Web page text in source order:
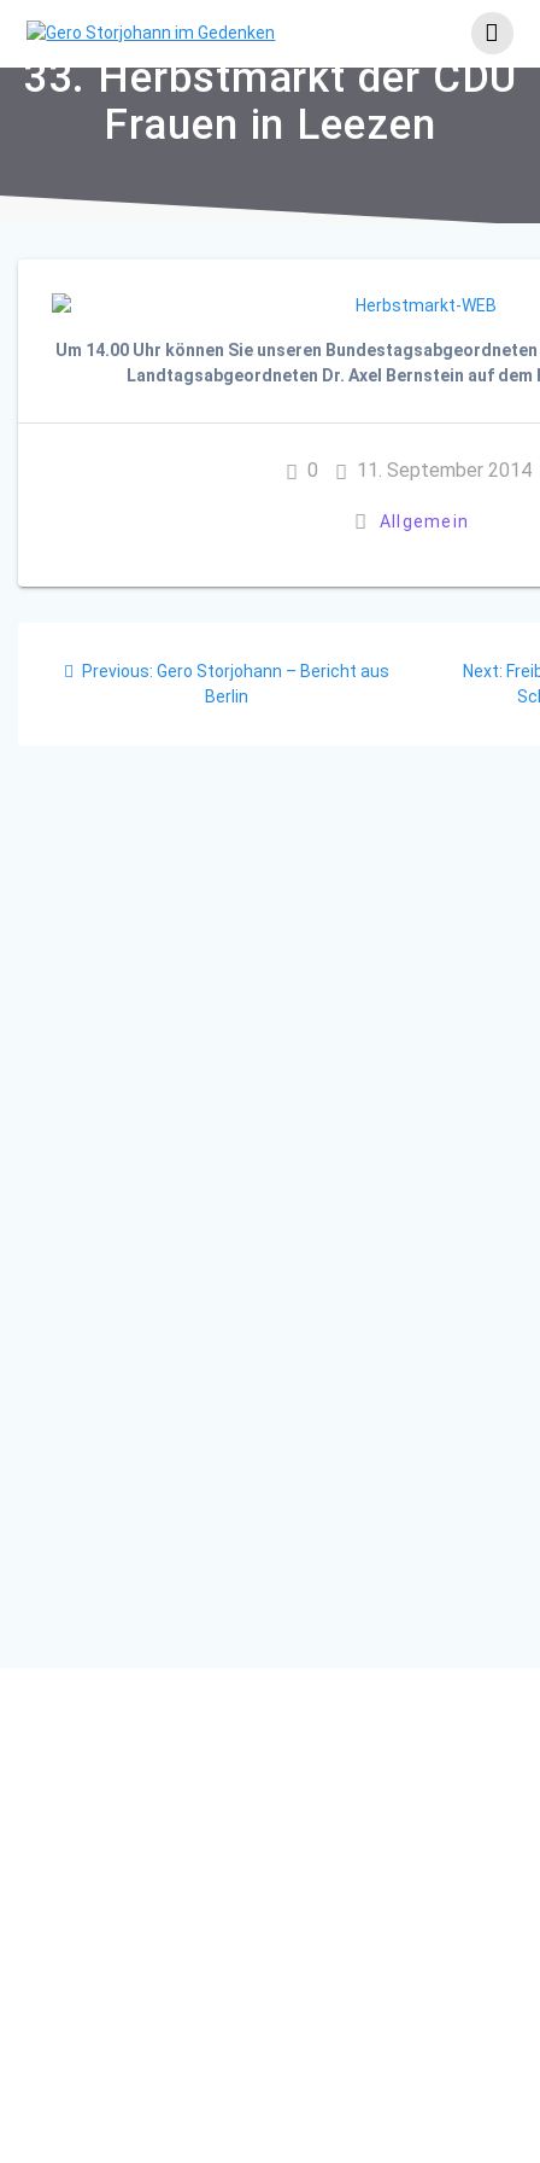
to
33. Herbstmarkt der CDU
Frauen in Leezen
Um 14.00 Uhr können Sie unseren
Landtagsabgeordneten Dr. Axel Bernstein auf
0 11. September 2014
Allgemein
Previous: Previous
Gero Storjohann – Bericht aus
Berlin
Next: Next